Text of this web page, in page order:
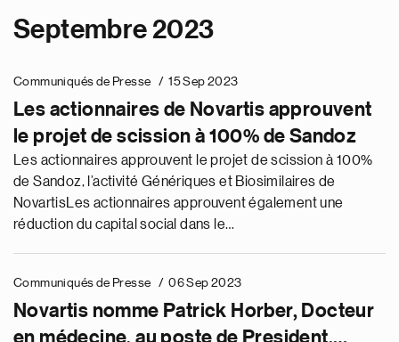
Septembre 2023
Communiqués de Presse 15 Sep 2023
Les actionnaires de Novartis approuvent
le projet de scission à 100% de Sandoz
Les actionnaires approuvent le projet de scission à 100%
de Sandoz, l’activité Génériques et Biosimilaires de
NovartisLes actionnaires approuvent également une
réduction du capital social dans le…
Communiqués de Presse 06 Sep 2023
Novartis nomme Patrick Horber, Docteur
en médecine, au poste de President,